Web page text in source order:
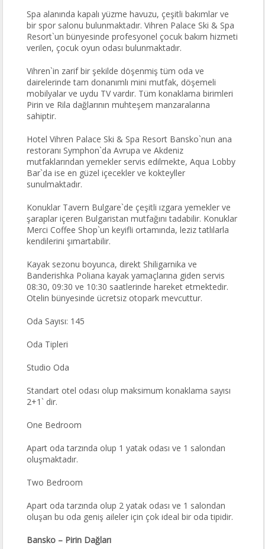
Spa alanında kapalı yüzme havuzu, çeşitli bakımlar ve
bir spor salonu bulunmaktadır. Vihren Palace Ski & Spa
Resort`un bünyesinde profesyonel çocuk bakım hizmeti
verilen, çocuk oyun odası bulunmaktadır.
Vihren`in zarif bir şekilde döşenmiş tüm oda ve
dairelerinde tam donanımlı mini mutfak, döşemeli
mobilyalar ve uydu TV vardır. Tüm konaklama birimleri
Pirin ve Rila dağlarının muhteşem manzaralarına
sahiptir.
Hotel Vihren Palace Ski & Spa Resort Bansko`nun ana
restoranı Symphon`da Avrupa ve Akdeniz
mutfaklarından yemekler servis edilmekte, Aqua Lobby
Bar`da ise en güzel içecekler ve kokteyller
sunulmaktadır.
Konuklar Tavern Bulgare`de çeşitli ızgara yemekler ve
şaraplar içeren Bulgaristan mutfağını tadabilir. Konuklar
Merci Coffee Shop`un keyifli ortamında, leziz tatlılarla
kendilerini şımartabilir.
Kayak sezonu boyunca, direkt Shiligarnika ve
Banderishka Poliana kayak yamaçlarına giden servis
08:30, 09:30 ve 10:30 saatlerinde hareket etmektedir.
Otelin bünyesinde ücretsiz otopark mevcuttur.
Oda Sayısı: 145
Oda Tipleri
Studio Oda
Standart otel odası olup maksimum konaklama sayısı
2+1` dir.
One Bedroom
Apart oda tarzında olup 1 yatak odası ve 1 salondan
oluşmaktadır.
Two Bedroom
Apart oda tarzında olup 2 yatak odası ve 1 salondan
oluşan bu oda geniş aileler için çok ideal bir oda tipidir.
Bansko – Pirin Dağları